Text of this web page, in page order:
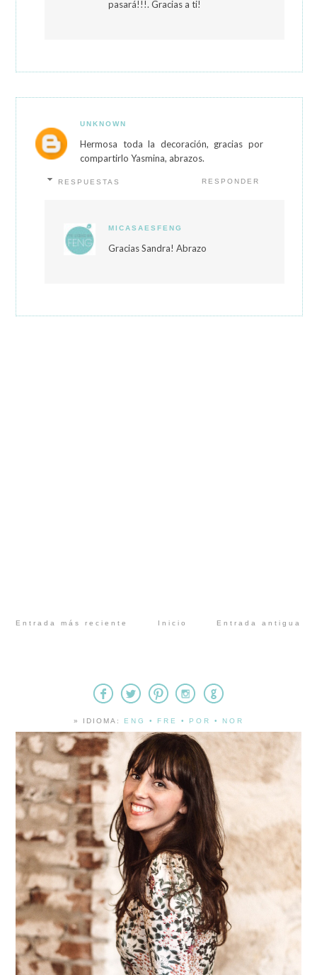
pasará!!!. Gracias a ti!
UNKNOWN
Hermosa toda la decoración, gracias por
compartirlo Yasmina, abrazos.
RESPONDER
RESPUESTAS
MICASAESFENG
Gracias Sandra! Abrazo
Entrada más reciente Entrada antigua
Inicio
» IDIOMA: ENG • FRE • POR • NOR